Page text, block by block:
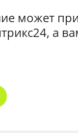
может
а